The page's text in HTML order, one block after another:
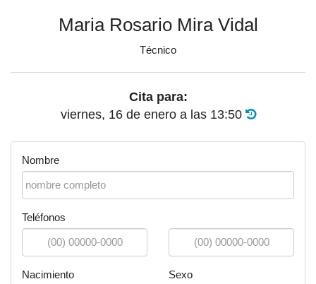
Maria Rosario Mira Vidal
Técnico
Cita para:
viernes, 16 de enero a las 13:50
Nombre
Teléfonos
Nacimiento Sexo